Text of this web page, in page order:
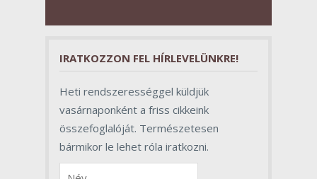
szerepet töltenek be az egész
IRATKOZZON FEL HÍRLEVELÜNKRE!
Heti rendszerességgel küldjük
vasárnaponként a friss cikkeink
összefoglalóját. Természetesen
bármikor le lehet róla iratkozni.